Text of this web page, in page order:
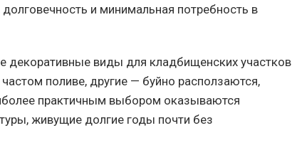
и минимальная потребность в
декоративные виды для кладбищенских участков
поливе, другие — буйно расползаются,
практичным выбором оказываются
живущие долгие годы почти без